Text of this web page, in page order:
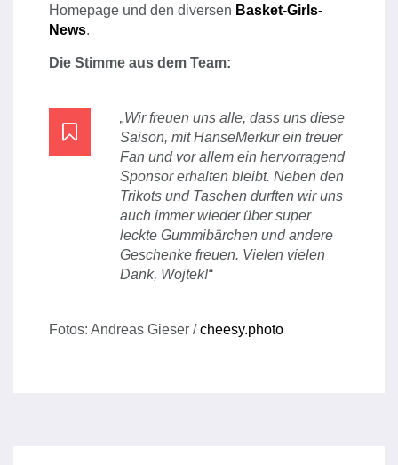
Homepage und den diversen Basket-Girls-
News.
Die Stimme aus dem Team:
„Wir freuen uns alle, dass uns diese
Saison, mit HanseMerkur ein treuer
Fan und vor allem ein hervorragend
Sponsor erhalten bleibt. Neben den
Trikots und Taschen durften wir uns
auch immer wieder über super
leckte Gummibärchen und andere
Geschenke freuen. Vielen vielen
Dank, Wojtek!“
Fotos: Andreas Gieser /cheesy.photo